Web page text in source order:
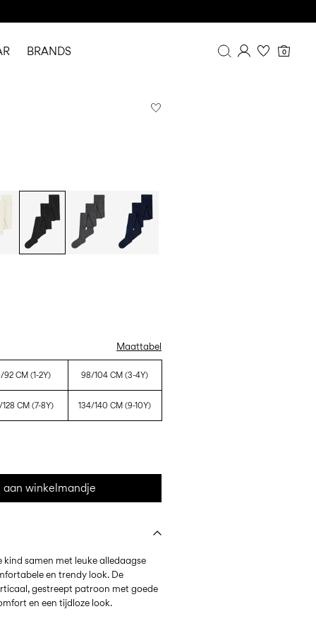
0
BRANDS
Maattabel
92 CM (1-2Y) 98/104 CM (3-4Y)
128 CM (7-8Y) 134/140 CM (9-10Y)
aan winkelmandje
samen met leuke alledaagse
en trendy look. De
gestreept patroon met goede
en een tijdloze look.